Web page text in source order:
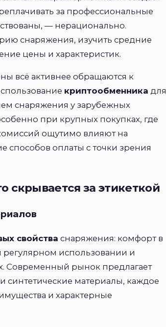
за профессиональные
— нерационально.
снаряжения, изучить средние
цены и характеристик.
всё активнее обращаются к
криптообменника для
снаряжения у зарубежных
при крупных покупках, где
ощутимо влияют на
способов оплаты с точки зрения
скрывается за этикеткой
свойства снаряжения: комфорт в
регулярном использовании и
Современный рынок предлагает
синтетические материалы, каждое
и характерные